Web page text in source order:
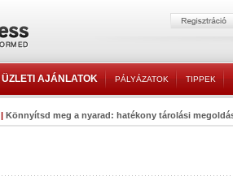
ÜZLETI AJÁNLATOK PÁLYÁZATOK TIPPEK
| Könnyítsd meg a nyarad: hatékony tárolási